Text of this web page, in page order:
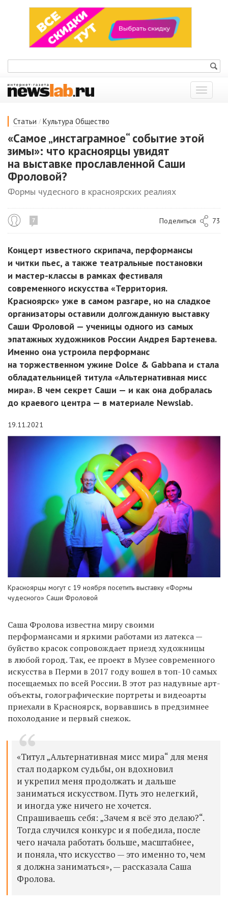
Показать
меню
Статьи / Культура Общество
«Самое „инстаграмное“ событие этой
зимы»: что красноярцы увидят
на выставке прославленной Саши
Фроловой?
Формы чудесного в красноярских реалиях
7 Поделиться 73
Концерт известного скрипача, перформансы
и читки пьес, а также театральные постановки
и мастер-классы в рамках фестиваля
современного искусства «Территория.
Красноярск» уже в самом разгаре, но на сладкое
организаторы оставили долгожданную выставку
Саши Фроловой — ученицы одного из самых
эпатажных художников России Андрея Бартенева.
Именно она устроила перформанс
на торжественном ужине Dolce & Gabbana и стала
обладательницей титула «Альтернативная мисс
мира». В чем секрет Саши — и как она добралась
до краевого центра — в материале Newslab.
19.11.2021
Красноярцы могут с 19 ноября посетить выставку «Формы
чудесного» Саши Фроловой
Саша Фролова известна миру своими
перформансами и яркими работами из латекса —
буйство красок сопровождает приезд художницы
в любой город. Так, ее проект в Музее современного
искусства в Перми в 2017 году вошел в топ-10 самых
посещаемых по всей России. В этот раз надувные арт-
объекты, голографические портреты и видеоарты
приехали в Красноярск, ворвавшись в предзимнее
похолодание и первый снежок.
«Титул „Альтернативная мисс мира“ для меня
стал подарком судьбы, он вдохновил
и укрепил меня продолжать и дальше
заниматься искусством. Путь это нелегкий,
и иногда уже ничего не хочется.
Спрашиваешь себя: „Зачем я всё это делаю?“.
Тогда случился конкурс и я победила, после
чего начала работать больше, масштабнее,
и поняла, что искусство — это именно то, чем
я должна заниматься», — рассказала Саша
Фролова.